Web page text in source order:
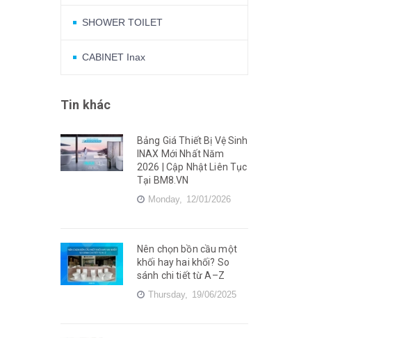
SHOWER TOILET
CABINET Inax
Tin khác
Bảng Giá Thiết Bị Vệ Sinh
INAX Mới Nhất Năm
2026 | Cập Nhật Liên Tục
Tại BM8.VN
Monday, 12/01/2026
Nên chọn bồn cầu một
khối hay hai khối? So
sánh chi tiết từ A–Z
Thursday, 19/06/2025